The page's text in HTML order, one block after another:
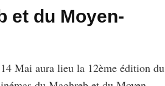
et du Moyen-
Mai aura lieu la 12ème édition du